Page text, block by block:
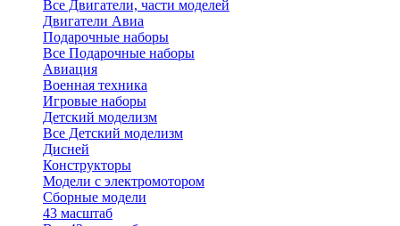
Все Двигатели, части моделей
Двигатели Авиа
Подарочные наборы
Все Подарочные наборы
Авиация
Военная техника
Игровые наборы
Детский моделизм
Все Детский моделизм
Дисней
Конструкторы
Модели с электромотором
Сборные модели
43 масштаб